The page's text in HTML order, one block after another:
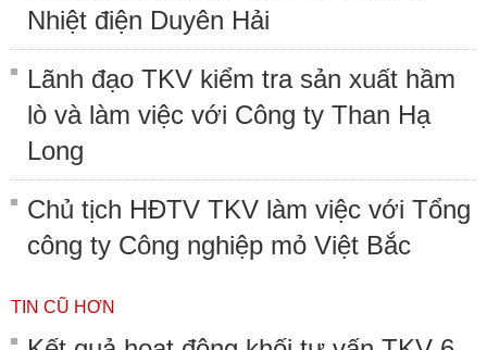
Nhiệt điện Duyên Hải
Lãnh đạo TKV kiểm tra sản xuất hầm
lò và làm việc với Công ty Than Hạ
Long
Chủ tịch HĐTV TKV làm việc với Tổng
công ty Công nghiệp mỏ Việt Bắc
TIN CŨ HƠN